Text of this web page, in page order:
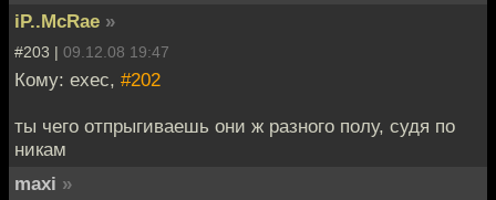
iP..McRae »
#203 | 09.12.08 19:47
Кому: exec, #202
ты чего отпрыгиваешь они ж разного полу, судя по
никам
maxi »